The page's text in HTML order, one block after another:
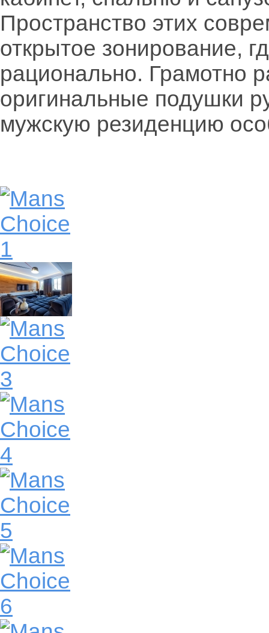
Пространство этих
открытое зонирование,
рационально. Грамотно
оригинальные подушки
мужскую резиденцию